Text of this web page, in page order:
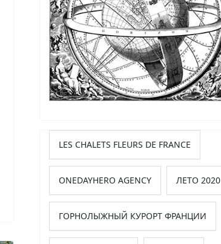
LES CHALETS FLEURS DE FRANCE
ONEDAYHERO AGENCY ЛЕТО 2020
ГОРНОЛЫЖНЫЙ КУРОРТ ФРАНЦИИ